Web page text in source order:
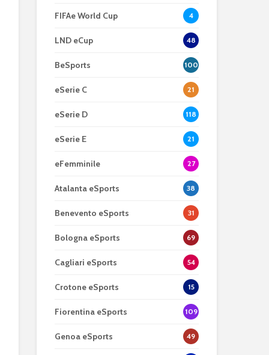
FIFAe World Cup 4
LND eCup 48
BeSports 100
eSerie C 21
eSerie D 118
eSerie E 21
eFemminile 27
Atalanta eSports 38
Benevento eSports 31
Bologna eSports 69
Cagliari eSports 54
Crotone eSports 15
Fiorentina eSports 109
Genoa eSports 49